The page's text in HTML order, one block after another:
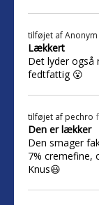
tilføjet afAnonym
Lækkert
Det lyder også
fedtfattig 😮
tilføjet af pechro
Den er lækker
Den smager
7% cremefine,
Knus😃